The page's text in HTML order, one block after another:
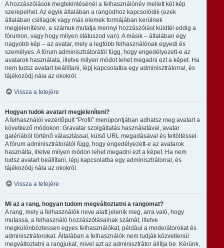
A hozzászólások megtekintésénél a felhasználónév mellett két kép
szerepelhet. Az egyik általában a rangodhoz kapcsolódik (ezek
általában csillagok vagy más elemek formájában kerülnek
megjelenítésre, a számuk mutatja mennyi hozzászólást küldtél eddig a
fórumon, vagy hogy milyen státuszod van). A másik – általában egy
nagyobb kép – az avatar, mely a legtöbb felhasználónak egyedi és
személyes. A fórum adminisztrátorától függ, hogy engedélyezett-e az
avatarok használata, illetve milyen módot lehet megadni ezt a képet. Ha
nem tudsz avatart beállítani, lépj kapcsolatba egy adminisztrátorral, és
tájékozódj nála az okokról.
Vissza a tetejére
Hogyan tudok avatart megjeleníteni?
A felhasználói vezérlőpult “Profil” menüpontjában adhatsz meg avatart a
következő módokon: Gravatar szolgáltatás használatával, avatar
galériából történő választással, külső URL megadásával és feltöltéssel.
A fórum adminisztrátorától függ, hogy engedélyezett-e az avatarok
használta, illetve milyen módon lehet megadni ezt a képet. Ha nem
tudsz avatart beállítani, lépj kapcsolatba egy adminisztrátorral, és
tájékozódj nála az okokról.
Vissza a tetejére
Mi az a rang, hogyan tudom megváltoztatni a rangomat?
A rang, mely a felhasználók neve alatt jelenik meg, arra való, hogy
mutassa, a felhasználó hozzászólásainak számát, illetve
megkülönböztessen egyes felhasználókat, például a moderátorokat és
adminisztrátorokat. Általában a felhasználók nem tudják közvetlenül
megváltoztatni a rangjukat, mivel azt az adminisztrátor állítja be. Kérünk,